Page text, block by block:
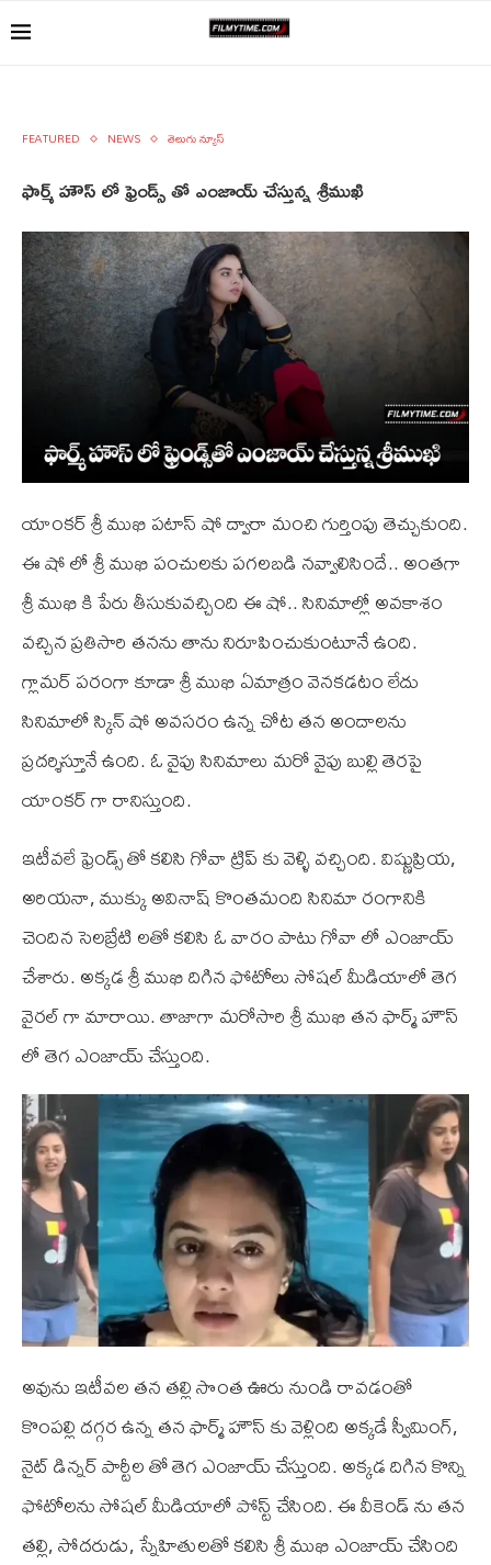
FEATURED NEWS తెలుగు న్యూస్
ఫార్మ్ హౌస్ లో ఫ్రెండ్స్ తో ఎంజాయ్ చేస్తున్న శ్రీముఖి
యాంకర్ శ్రీ ముఖి పటాస్ షో ద్వారా మంచి గుర్తింపు తెచ్చుకుంది.
ఈ షో లో శ్రీ ముఖి పంచులకు పగలబడి నవ్వాలిసిందే.. అంతగా
శ్రీ ముఖి కి పేరు తీసుకువచ్చింది ఈ షో.. సినిమాల్లో అవకాశం
వచ్చిన ప్రతిసారి తనను తాను నిరూపించుకుంటూనే ఉంది.
గ్లామర్ పరంగా కూడా శ్రీ ముఖి ఏమాత్రం వెనకడటం లేదు
సినిమాలో స్కిన్ షో అవసరం ఉన్న చోట తన అందాలను
ప్రదర్శిస్తూనే ఉంది. ఓ వైపు సినిమాలు మరో వైపు బుల్లి తెరపై
యాంకర్ గా రానిస్తుంది.
ఇటీవలే ఫ్రెండ్స్ తో కలిసి గోవా ట్రిప్ కు వెళ్ళి వచ్చింది. విష్ణుప్రియ,
అరియనా, ముక్కు అవినాష్ కొంతమంది సినిమా రంగానికి
చెందిన సెలబ్రేటి లతో కలిసి ఓ వారం పాటు గోవా లో ఎంజాయ్
చేశారు. అక్కడ శ్రీ ముఖి దిగిన ఫోటోలు సోషల్ మీడియాలో తెగ
వైరల్ గా మారాయి. తాజాగా మరోసారి శ్రీ ముఖి తన ఫార్మ్ హౌస్
లో తెగ ఎంజాయ్ చేస్తుంది.
అవును ఇటీవల తన తల్లి సొంత ఊరు నుండి రావడంతో
కొంపల్లి దగ్గర ఉన్న తన ఫార్మ్ హౌస్ కు వెళ్లింది అక్కడే స్వీమింగ్,
నైట్ డిన్నర్ పార్టీల తో తెగ ఎంజాయ్ చేస్తుంది. అక్కడ దిగిన కొన్ని
ఫోటోలను సోషల్ మీడియాలో పోస్ట్ చేసింది. ఈ వీకెండ్ ను తన
తల్లి, సోదరుడు, స్నేహితులతో కలిసి శ్రీ ముఖి ఎంజాయ్ చేసింది